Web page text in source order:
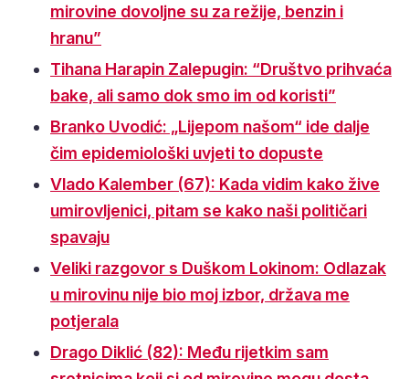
mirovine dovoljne su za režije, benzin i
hranu”
Tihana Harapin Zalepugin: “Društvo prihvaća
bake, ali samo dok smo im od koristi”
Branko Uvodić: „Lijepom našom“ ide dalje
čim epidemiološki uvjeti to dopuste
Vlado Kalember (67): Kada vidim kako žive
umirovljenici, pitam se kako naši političari
spavaju
Veliki razgovor s Duškom Lokinom: Odlazak
u mirovinu nije bio moj izbor, država me
potjerala
Drago Diklić (82): Među rijetkim sam